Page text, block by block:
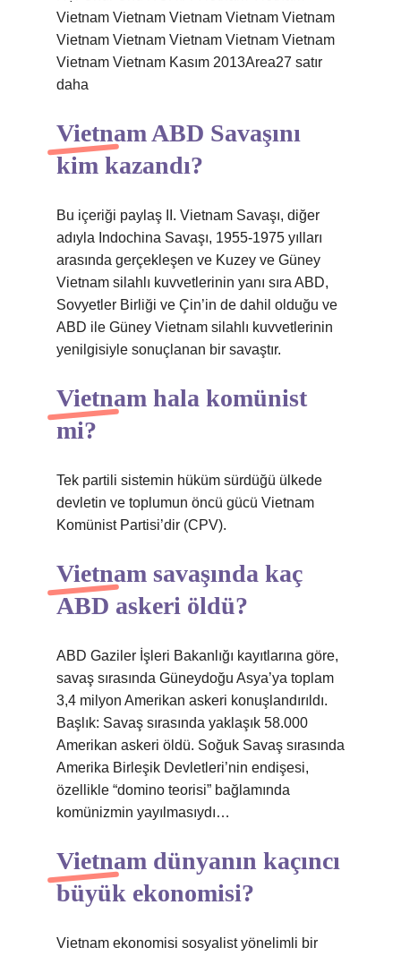
Vietnam Vietnam Vietnam Vietnam Vietnam
Vietnam Vietnam Vietnam Vietnam Vietnam
Vietnam Vietnam Kasım 2013Area27 satır
daha
Vietnam ABD Savaşını
kim kazandı?
Bu içeriği paylaş II. Vietnam Savaşı, diğer
adıyla Indochina Savaşı, 1955-1975 yılları
arasında gerçekleşen ve Kuzey ve Güney
Vietnam silahlı kuvvetlerinin yanı sıra ABD,
Sovyetler Birliği ve Çin’in de dahil olduğu ve
ABD ile Güney Vietnam silahlı kuvvetlerinin
yenilgisiyle sonuçlanan bir savaştır.
Vietnam hala komünist
mi?
Tek partili sistemin hüküm sürdüğü ülkede
devletin ve toplumun öncü gücü Vietnam
Komünist Partisi’dir (CPV).
Vietnam savaşında kaç
ABD askeri öldü?
ABD Gaziler İşleri Bakanlığı kayıtlarına göre,
savaş sırasında Güneydoğu Asya’ya toplam
3,4 milyon Amerikan askeri konuşlandırıldı.
Başlık: Savaş sırasında yaklaşık 58.000
Amerikan askeri öldü. Soğuk Savaş sırasında
Amerika Birleşik Devletleri’nin endişesi,
özellikle “domino teorisi” bağlamında
komünizmin yayılmasıydı…
Vietnam dünyanın kaçıncı
büyük ekonomisi?
Vietnam ekonomisi sosyalist yönelimli bir